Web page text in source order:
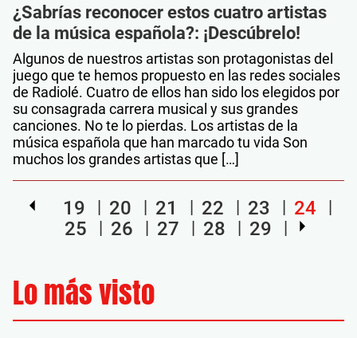
¿Sabrías reconocer estos cuatro artistas
de la música española?: ¡Descúbrelo!
Algunos de nuestros artistas son protagonistas del
juego que te hemos propuesto en las redes sociales
de Radiolé. Cuatro de ellos han sido los elegidos por
su consagrada carrera musical y sus grandes
canciones. No te lo pierdas. Los artistas de la
música española que han marcado tu vida Son
muchos los grandes artistas que […]
19 20 21 22 23
24
25
26 27 28 29
Lo más visto